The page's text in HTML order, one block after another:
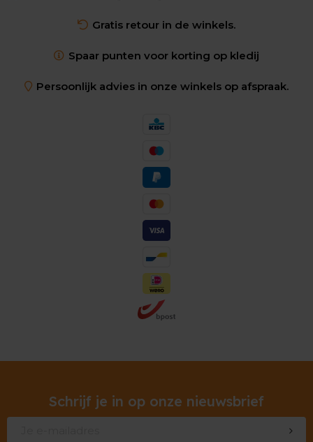
Gratis retour in de winkels.
Spaar punten voor korting op kledij
Persoonlijk advies in onze winkels op afspraak.
Schrijf je in op onze nieuwsbrief